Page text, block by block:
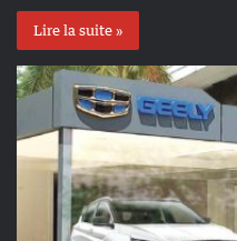
Lire la suite »